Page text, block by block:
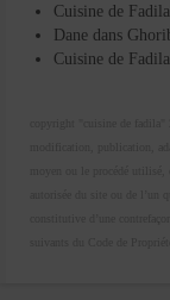
Cuisine de Fadila
Dane dans
Cuisine de Fadila